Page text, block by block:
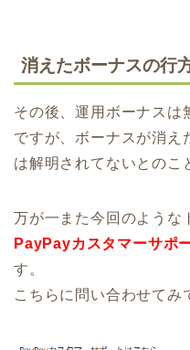
消えたボーナスの行
その後、運用ボーナスは
ですが、ボーナスが消え
は解明されてないとのこ
万が一また今回のような
PayPayカスタマーサポ
す。
こちらに問い合わせてみ